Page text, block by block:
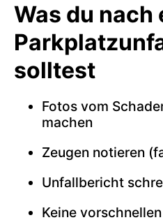
Was du nach
solltest
Fotos vom
machen
Zeugen notieren
Unfallbericht
Keine vorschnellen